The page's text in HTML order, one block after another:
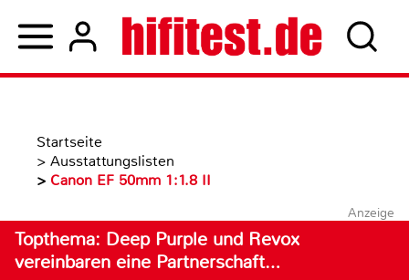
Startseite
> Ausstattungslisten
> Canon EF 50mm 1:1.8 II
Anzeige
Topthema: Deep Purple und Revox
vereinbaren eine Partnerschaft…